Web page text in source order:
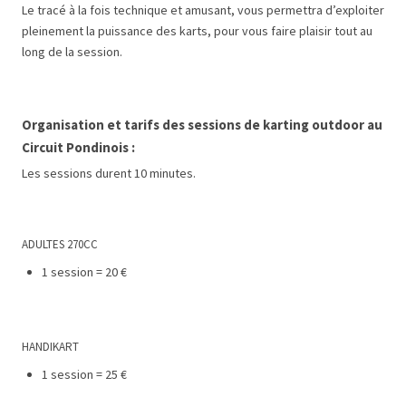
Le tracé à la fois technique et amusant, vous permettra d’exploiter
pleinement la puissance des karts, pour vous faire plaisir tout au
long de la session.
Organisation et tarifs des sessions de karting outdoor au
Circuit Pondinois :
Les sessions durent 10 minutes.
ADULTES 270CC
1 session = 20 €
HANDIKART
1 session = 25 €